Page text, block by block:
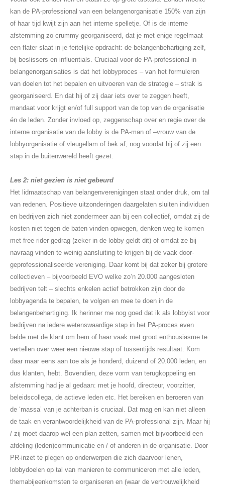
kan de PA-professional van een belangenorganisatie 150% van zijn
of haar tijd kwijt zijn aan het interne spelletje. Of is de interne
afstemming zo crummy georganiseerd, dat je met enige regelmaat
een flater slaat in je feitelijke opdracht: de belangenbehartiging zelf,
bij beslissers en influentials. Cruciaal voor de PA-professional in
belangenorganisaties is dat het lobbyproces – van het formuleren
van doelen tot het bepalen en uitvoeren van de strategie – strak is
georganiseerd. En dat hij of zij daar iets over te zeggen heeft,
mandaat voor krijgt en/of full support van de top van de organisatie
én de leden. Zonder invloed op, zeggenschap over en regie over de
interne organisatie van de lobby is de PA-man of –vrouw van de
lobbyorganisatie of vleugellam of bek af, nog voordat hij of zij een
stap in de buitenwereld heeft gezet.
Les 2: niet gezien is niet gebeurd
Het lidmaatschap van belangenverenigingen staat onder druk, om tal
van redenen. Positieve uitzonderingen daargelaten sluiten individuen
en bedrijven zich niet zondermeer aan bij een collectief, omdat zij de
kosten niet tegen de baten vinden opwegen, denken weg te komen
met free rider gedrag (zeker in de lobby geldt dit) of omdat ze bij
navraag vinden te weinig aansluiting te krijgen bij de vaak door-
geprofessionaliseerde vereniging. Daar komt bij dat zeker bij grotere
collectieven – bijvoorbeeld EVO welke zo’n 20.000 aangesloten
bedrijven telt – slechts enkelen actief betrokken zijn door de
lobbyagenda te bepalen, te volgen en mee te doen in de
belangenbehartiging. Ik herinner me nog goed dat ik als lobbyist voor
bedrijven na iedere wetenswaardige stap in het PA-proces even
belde met de klant om hem of haar vaak met groot enthousiasme te
vertellen over weer een nieuwe stap of tussentijds resultaat. Kom
daar maar eens aan toe als je honderd, duizend of 20.000 leden, en
dus klanten, hebt. Bovendien, deze vorm van terugkoppeling en
afstemming had je al gedaan: met je hoofd, directeur, voorzitter,
beleidscollega, de actieve leden etc. Het bereiken en beroeren van
de ‘massa’ van je achterban is cruciaal. Dat mag en kan niet alleen
de taak en verantwoordelijkheid van de PA-professional zijn. Maar hij
/ zij moet daarop wel een plan zetten, samen met bijvoorbeeld een
afdeling (leden)communicatie en / of anderen in de organisatie. Door
PR-inzet te plegen op onderwerpen die zich daarvoor lenen,
lobbydoelen op tal van manieren te communiceren met alle leden,
themabijeenkomsten te organiseren en (waar de vertrouwelijkheid